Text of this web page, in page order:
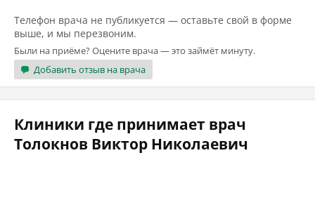
Телефон врача не публикуется — оставьте свой в форме
выше, и мы перезвоним.
Были на приёме? Оцените врача — это займёт минуту.
Добавить отзыв на врача
Клиники где принимает врач
Толокнов Виктор Николаевич